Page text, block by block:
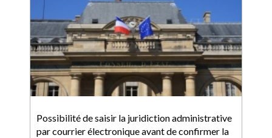
Possibilité de saisir la juridiction administrative
par courrier électronique avant de confirmer la